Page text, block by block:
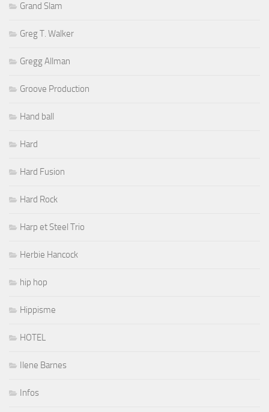
Grand Slam
Greg T. Walker
Gregg Allman
Groove Production
Hand ball
Hard
Hard Fusion
Hard Rock
Harp et Steel Trio
Herbie Hancock
hip hop
Hippisme
HOTEL
Ilene Barnes
Infos